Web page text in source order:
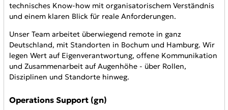
technisches Know-how mit organisatorischem Verständnis
und einem klaren Blick für reale Anforderungen.
Unser Team arbeitet überwiegend remote in ganz
Deutschland, mit Standorten in Bochum und Hamburg. Wir
legen Wert auf Eigenverantwortung, offene Kommunikation
und Zusammenarbeit auf Augenhöhe - über Rollen,
Disziplinen und Standorte hinweg.
Operations Support (gn)